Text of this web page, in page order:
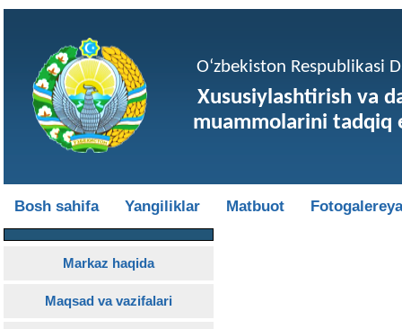
O‘zbekiston Respublikasi
Xususiylashtirish va
muammolarini tadqiq
Bosh sahifa Yangiliklar Matbuot Fotogalereya
Markaz haqida
Maqsad va vazifalari